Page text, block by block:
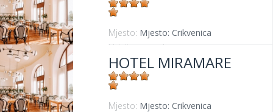
Mjesto: Mjesto: Crikvenica
Udaljenost od mora:
HOTEL MIRAMARE
Mjesto: Mjesto: Crikvenica